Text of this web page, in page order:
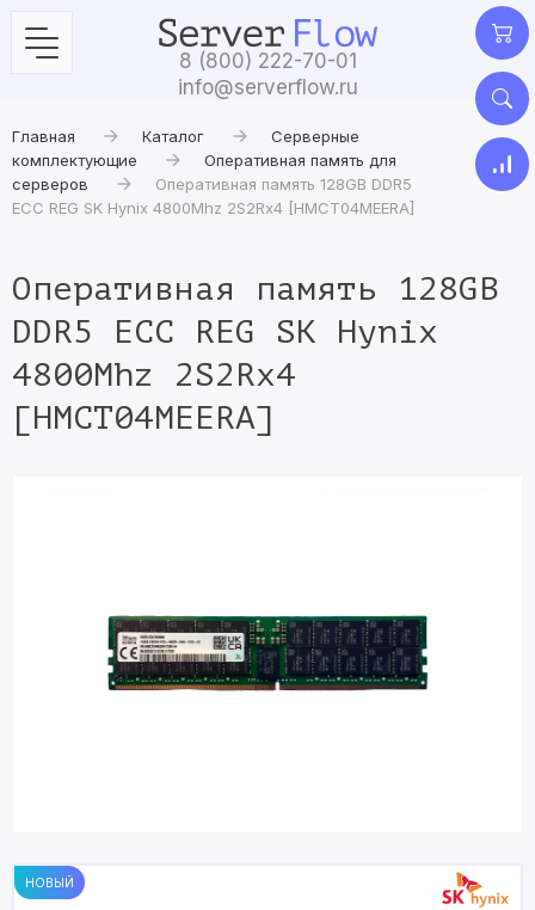
8 (800) 222-70-01
info@serverflow.ru
Главная Каталог
Серверные
комплектующие
Оперативная память для
серверов
Оперативная память 128GB DDR5
ECC REG SK Hynix 4800Mhz 2S2Rx4 [HMCT04MEERA]
Оперативная память 128GB
DDR5 ECC REG SK Hynix
4800Mhz 2S2Rx4
[HMCT04MEERA]
НОВЫЙ